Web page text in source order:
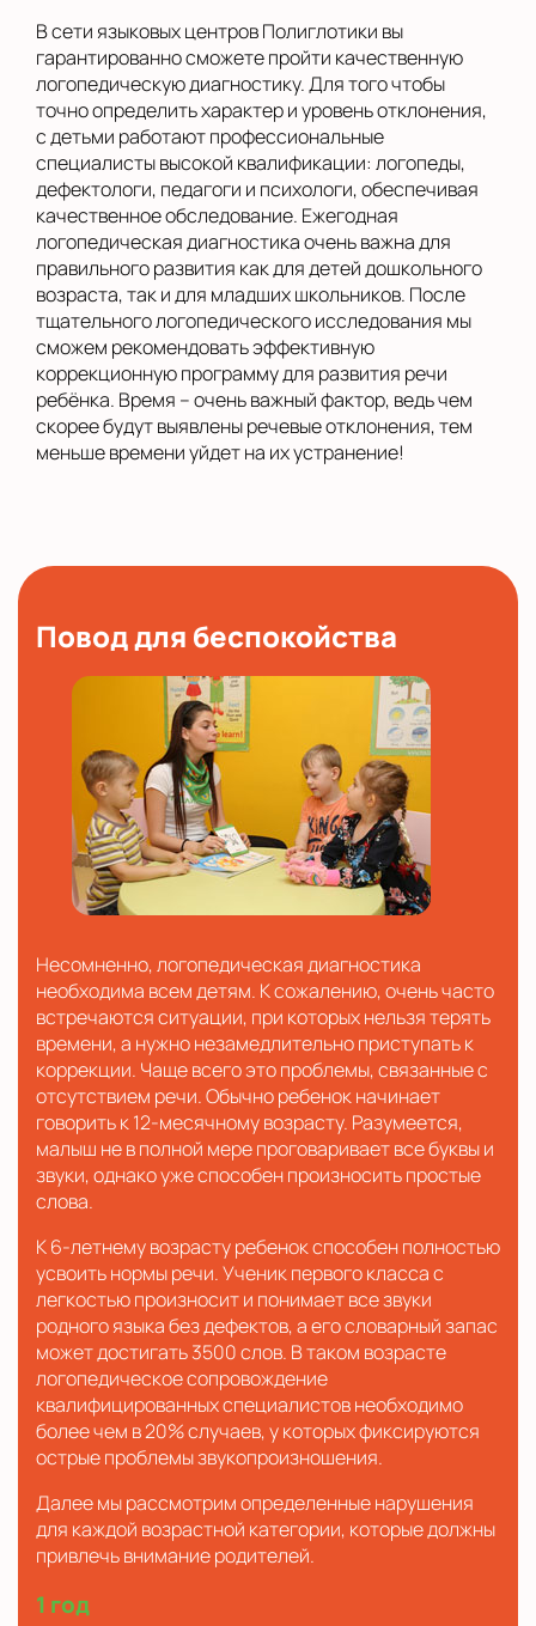
В сети языковых центров Полиглотики вы
гарантированно сможете пройти качественную
логопедическую диагностику. Для того чтобы
точно определить характер и уровень отклонения,
с детьми работают профессиональные
специалисты высокой квалификации: логопеды,
дефектологи, педагоги и психологи, обеспечивая
качественное обследование. Ежегодная
логопедическая диагностика очень важна для
правильного развития как для детей дошкольного
возраста, так и для младших школьников. После
тщательного логопедического исследования мы
сможем рекомендовать эффективную
коррекционную программу для развития речи
ребёнка. Время – очень важный фактор, ведь чем
скорее будут выявлены речевые отклонения, тем
меньше времени уйдет на их устранение!
Повод для беспокойства
Несомненно, логопедическая диагностика
необходима всем детям. К сожалению, очень часто
встречаются ситуации, при которых нельзя терять
времени, а нужно незамедлительно приступать к
коррекции. Чаще всего это проблемы, связанные с
отсутствием речи. Обычно ребенок начинает
говорить к 12-месячному возрасту. Разумеется,
малыш не в полной мере проговаривает все буквы и
звуки, однако уже способен произносить простые
слова.
К 6-летнему возрасту ребенок способен полностью
усвоить нормы речи. Ученик первого класса с
легкостью произносит и понимает все звуки
родного языка без дефектов, а его словарный запас
может достигать 3500 слов. В таком возрасте
логопедическое сопровождение
квалифицированных специалистов необходимо
более чем в 20% случаев, у которых фиксируются
острые проблемы звукопроизношения.
Далее мы рассмотрим определенные нарушения
для каждой возрастной категории, которые должны
привлечь внимание родителей.
1 год